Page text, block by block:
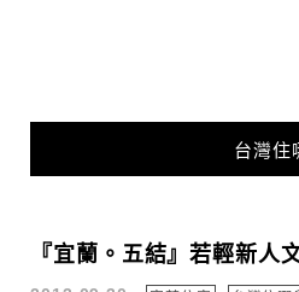
台灣住
宜蘭住宿
『宜蘭。五結』若輕新